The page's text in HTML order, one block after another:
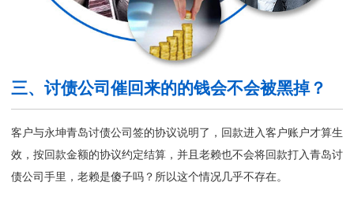
三、讨债公司催回来的的钱会不会被黑掉？
客户与永坤青岛讨债公司签的协议说明了，回款进入客户账户才算生
效，按回款金额的协议约定结算，并且老赖也不会将回款打入青岛讨
债公司手里，老赖是傻子吗？所以这个情况几乎不存在。